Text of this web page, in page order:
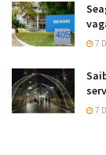
7
7